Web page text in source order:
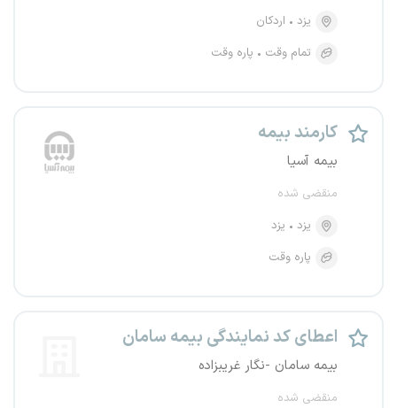
یزد
اردکان
تمام وقت
پاره وقت
کارمند بیمه
بیمه آسیا
منقضی شده
یزد
یزد
پاره وقت
اعطای کد نمایندگی بیمه سامان
بیمه سامان -نگار غریبزاده
منقضی شده